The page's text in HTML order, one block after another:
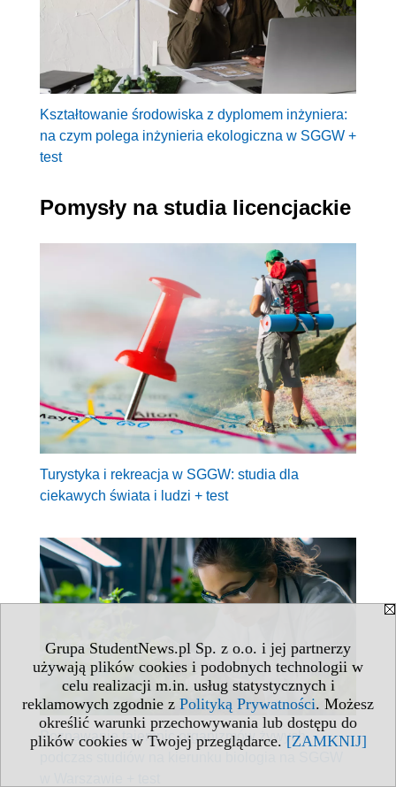
Grupa StudentNews.pl Sp. z o.o. i jej partnerzy
używają plików cookies i podobnych technologii w
celu realizacji m.in. usług statystycznych i
reklamowych zgodnie z Polityką Prywatności. Możesz
określić warunki przechowywania lub dostępu do
plików cookies w Twojej przeglądarce. [ZAMKNIJ]
Kształtowanie środowiska z dyplomem inżyniera:
na czym polega inżynieria ekologiczna w SGGW +
test
Pomysły na studia licencjackie
Turystyka i rekreacja w SGGW: studia dla
ciekawych świata i ludzi + test
Poznawanie tajemnic organizmów żywych